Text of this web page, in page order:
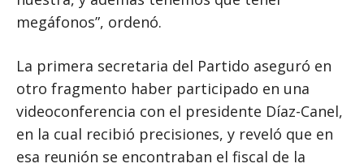
megáfonos”, ordenó.
La primera secretaria del Partido aseguró en
otro fragmento haber participado en una
videoconferencia con el presidente Díaz-Canel,
en la cual recibió precisiones, y reveló que en
esa reunión se encontraban el fiscal de la